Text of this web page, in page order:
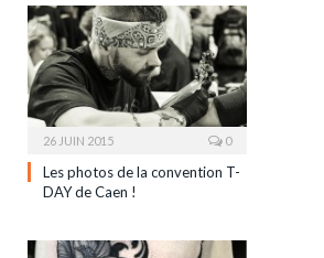
26 JUIN 2015 0
Les photos de la convention T-
DAY de Caen !